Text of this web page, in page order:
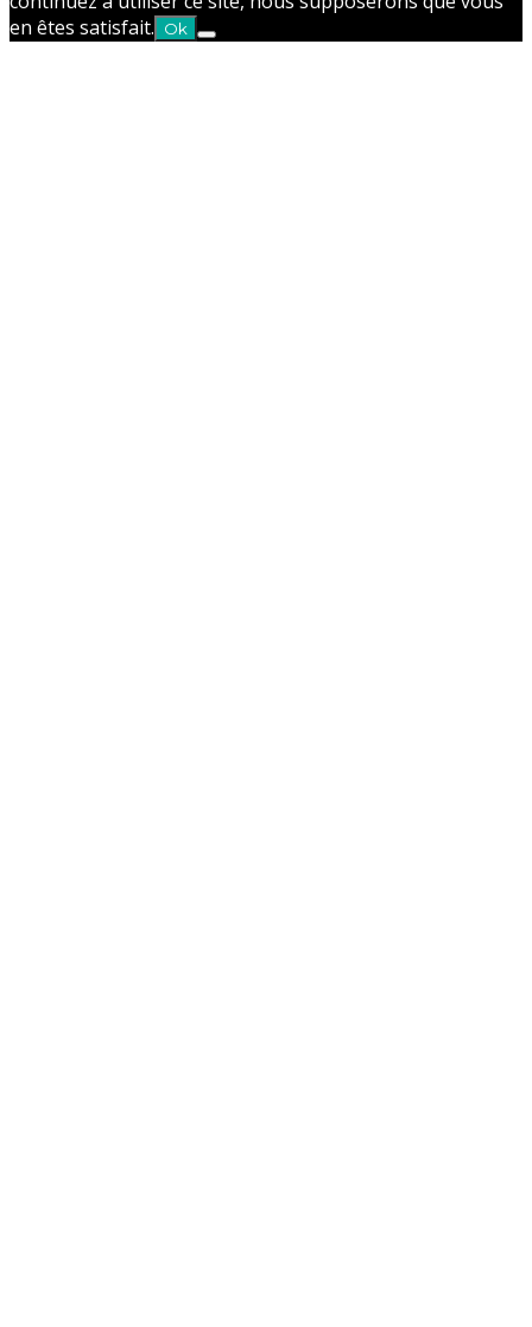
en êtes satisfait.
Ok